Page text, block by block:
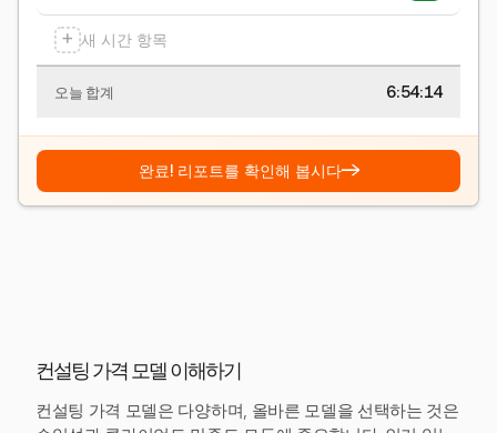
+ 새 시간 항목
오늘 합계 6:54:15
완료! 리포트를 확인해 봅시다→
컨설팅 가격 모델 이해하기
컨설팅 가격 모델은 다양하며, 올바른 모델을 선택하는 것은